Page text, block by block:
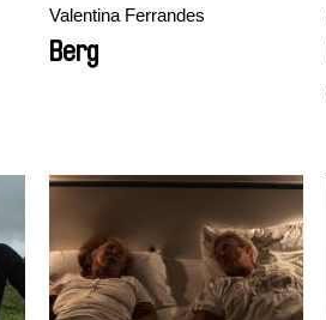
Valentina Ferrandes
Berg